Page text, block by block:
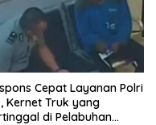
Cepat Layanan Polri
Kernet Truk yang
di Pelabuhan